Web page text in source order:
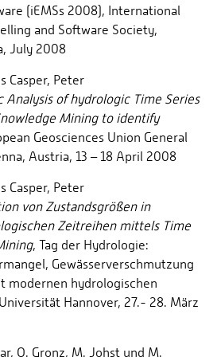
(iEMSs 2008), International
and Software Society,
July 2008
Casper, Peter
Analysis of hydrologic Time Series
Mining to identify
Geosciences Union General
Austria, 13 – 18 April 2008
Casper, Peter
von Zustandsgrößen in
Zeitreihen mittels Time
, Tag der Hydrologie:
Gewässerverschmutzung
modernen hydrologischen
Hannover, 27.- 28. März
O. Gronz, M. Johst und M.